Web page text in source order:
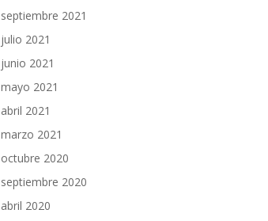
septiembre 2021
julio 2021
junio 2021
mayo 2021
abril 2021
marzo 2021
octubre 2020
septiembre 2020
abril 2020